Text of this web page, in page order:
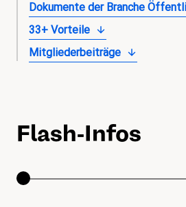
Dokumente der Branche
33+ Vorteile
Mitgliederbeiträge
Flash-Infos